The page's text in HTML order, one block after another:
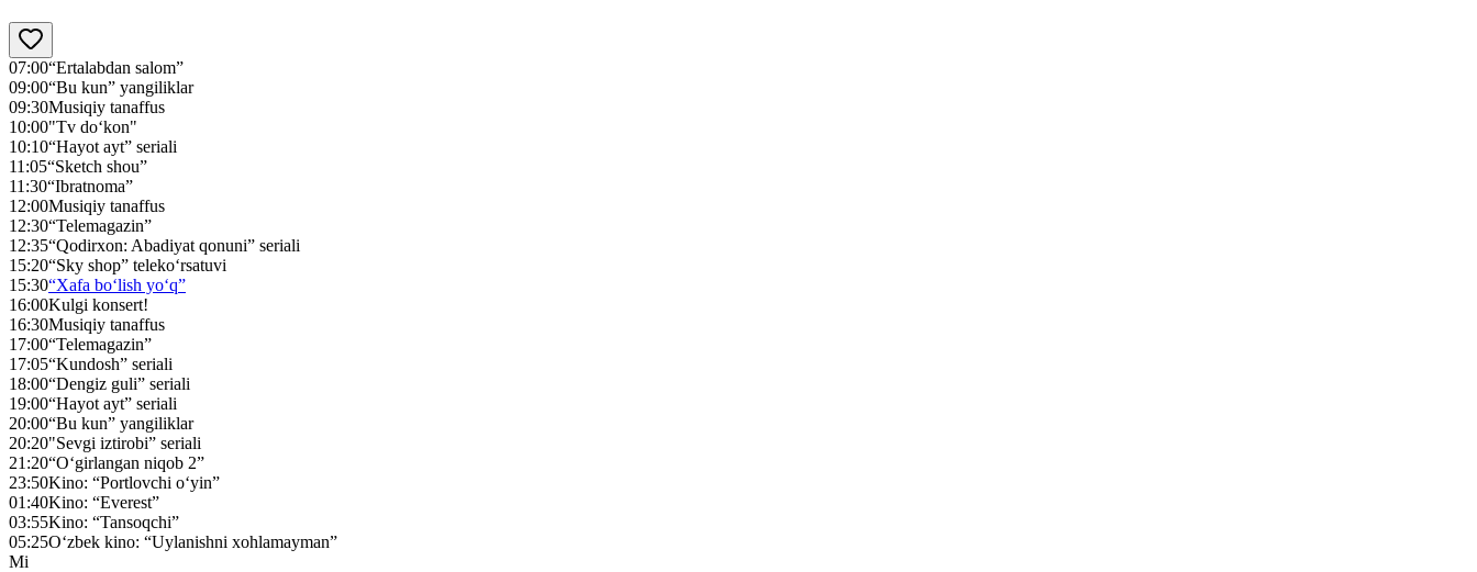
07:00“Ertalabdan salom”
09:00“Bu kun” yangiliklar
09:30Musiqiy tanaffus
10:00"Tv do‘kon"
10:10“Hayot ayt” seriali
11:05“Sketch shou”
11:30“Ibratnoma”
12:00Musiqiy tanaffus
12:30“Telemagazin”
12:35“Qodirxon: Abadiyat qonuni” seriali
15:20“Sky shop” teleko‘rsatuvi
15:30“Xafa bo‘lish yo‘q”
16:00Kulgi konsert!
16:30Musiqiy tanaffus
17:00“Telemagazin”
17:05“Kundosh” seriali
18:00“Dengiz guli” seriali
19:00“Hayot ayt” seriali
20:00“Bu kun” yangiliklar
20:20"Sevgi iztirobi” seriali
21:20“O‘girlangan niqob 2”
23:50Kino: “Portlovchi o‘yin”
01:40Kino: “Everest”
03:55Kino: “Tansoqchi”
05:25O‘zbek kino: “Uylanishni xohlamayman”
Mi